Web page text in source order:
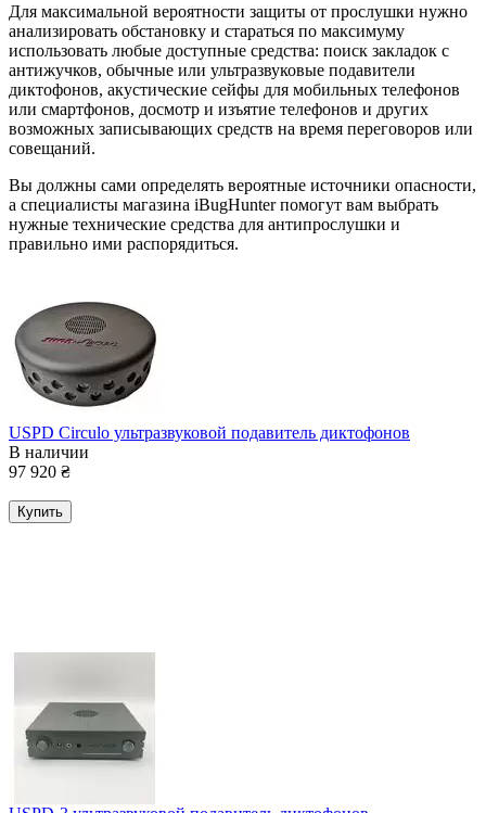
Для максимальной вероятности защиты от прослушки нужно
анализировать обстановку и стараться по максимуму
использовать любые доступные средства: поиск закладок с
антижучков, обычные или ультразвуковые подавители
диктофонов, акустические сейфы для мобильных телефонов
или смартфонов, досмотр и изъятие телефонов и других
возможных записывающих средств на время переговоров или
совещаний.
Вы должны сами определять вероятные источники опасности,
а специалисты магазина iBugHunter помогут вам выбрать
нужные технические средства для антипрослушки и
правильно ими распорядиться.
USPD Circulo ультразвуковой подавитель диктофонов
В наличии
97 920 ₴
Купить